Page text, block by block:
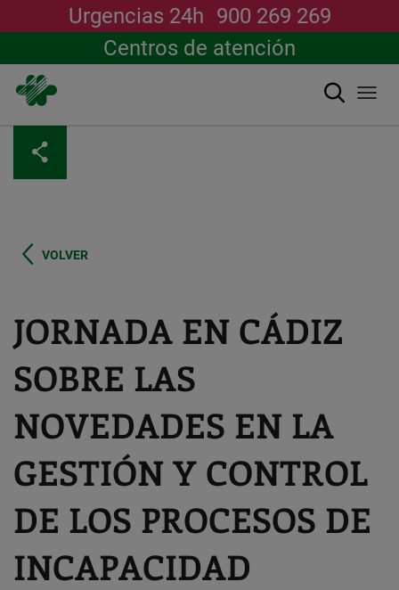
主
Urgencias 24h 900 269 269
Centros de atención
搜索
VOLVER
JORNADA EN CÁDIZ
SOBRE LAS
NOVEDADES EN LA
GESTIÓN Y CONTROL
DE LOS PROCESOS DE
INCAPACIDAD